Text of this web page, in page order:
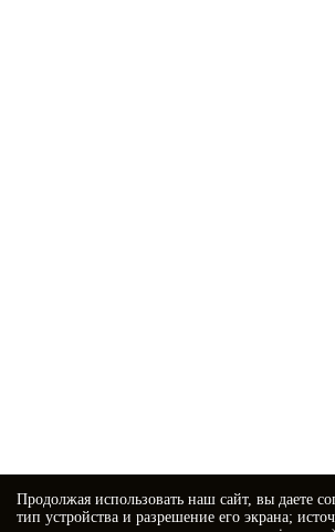
Продолжая использовать наш сайт, вы даете
тип устройства и разрешение его экрана;